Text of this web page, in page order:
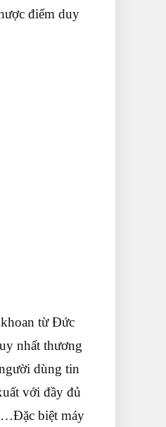
điểm duy
từ Đức
nhất thương
dùng tin
với đầy đủ
biệt máy